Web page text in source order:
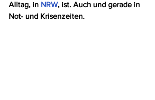
Alltag, in NRW, ist. Auch und gerade in
Not- und Krisenzeiten.